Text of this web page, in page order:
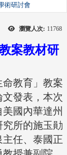
術研討會
瀏覽人次: 11768
案教材研
教育」教案
發表，本次
國內華達州
所的施玉勛
任、泰國正